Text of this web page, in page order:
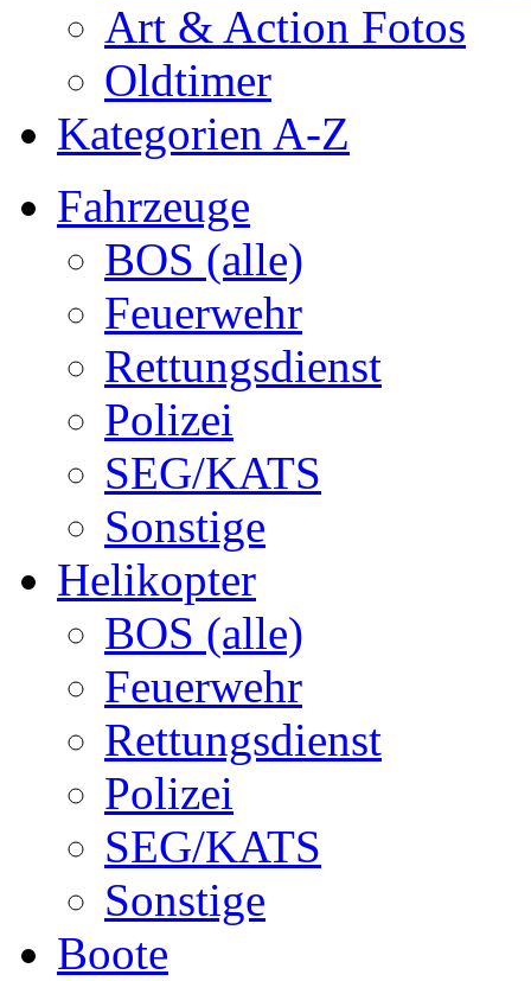
Art & Action Fotos
Oldtimer
Kategorien A-Z
Fahrzeuge
BOS (alle)
Feuerwehr
Rettungsdienst
Polizei
SEG/KATS
Sonstige
Helikopter
BOS (alle)
Feuerwehr
Rettungsdienst
Polizei
SEG/KATS
Sonstige
Boote